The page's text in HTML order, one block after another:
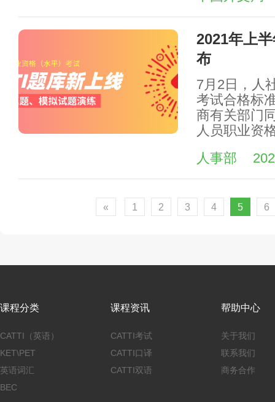
2021年上
布
7月2日，人
考试合格标
商有关部门
人员职业资
人事部
« 1 2 3 4 5 6
课程分类
CATTI（英语）
KET\PET
英语词汇
BEC
课程资讯
CATTI考试
CATTI口译
CATTI双语
帮助中心
关于我们
联系我们
商务合作